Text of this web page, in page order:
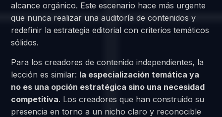
alcance orgánico. Este escenario hace más urgente
que nunca realizar una auditoría de contenidos y
redefinir la estrategia editorial con criterios temáticos
sólidos.
Para los creadores de contenido independientes, la
lección es similar: la especialización temática ya
no es una opción estratégica sino una necesidad
competitiva. Los creadores que han construido su
presencia en torno a un nicho claro y reconocible